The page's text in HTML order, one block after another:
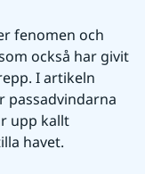
fenomen och
också har givit
I artikeln
passadvindarna
upp kallt
havet.